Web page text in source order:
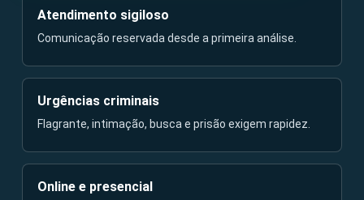
Atendimento sigiloso
Comunicação reservada desde a primeira análise.
Urgências criminais
Flagrante, intimação, busca e prisão exigem rapidez.
Online e presencial